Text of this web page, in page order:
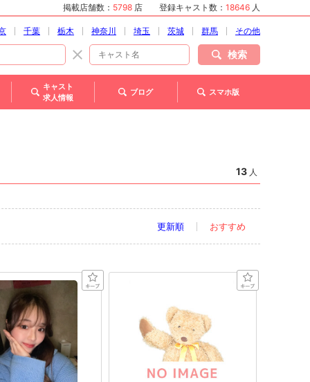
掲載店舗数： 5798 店 登録キャスト数： 18646 人
千葉 栃木 神奈川 埼玉 茨城 群馬 その他
検索
キャスト
求人情報
ブログ スマホ版
13 人
更新順 おすすめ